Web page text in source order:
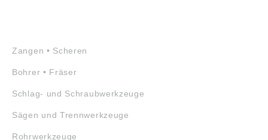
Zangen • Scheren
Bohrer • Fräser
Schlag- und Schraubwerkzeuge
Sägen und Trennwerkzeuge
Rohrwerkzeuge